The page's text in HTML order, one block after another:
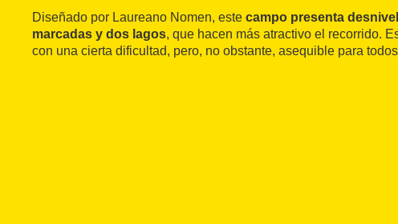
Diseñado por Laureano Nomen, este campo presenta
marcadas y dos lagos, que hacen más atractivo el recorrido.
con una cierta dificultad, pero, no obstante, asequible para